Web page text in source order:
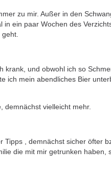
zu mir. Außer in den
in ein paar Wochen des
krank, und obwohl ich so
ich mein abendliches Bier
demnächst vielleicht mehr.
Tipps , demnächst sicher öfter
die mit mir getrunken haben,